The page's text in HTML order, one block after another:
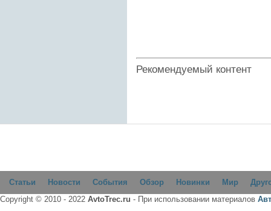
Рекомендуемый контент
Статьи Новости События Обзор Новинки Мир
Copyright © 2010 - 2022 AvtoTrec.ru - При использовании материалов